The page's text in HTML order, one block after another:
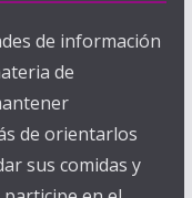
de información
de
de orientarlos
sus comidas y